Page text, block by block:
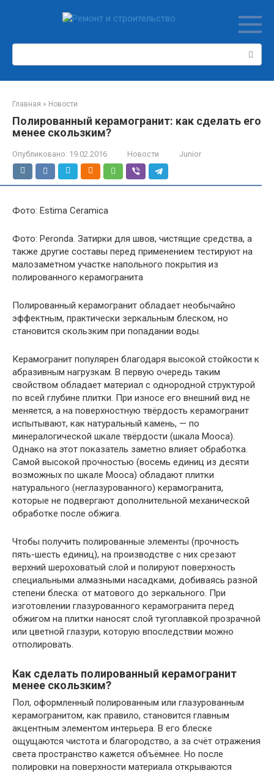
Поиск:
Главная » Новости
Полированный керамогранит: как сделать его
менее скользким?
Опубликовано: 19.02.2016 Новости Junior
Фото: Estima Ceramica
Фото: Peronda. Затирки для швов, чистящие средства, а
также другие составы перед применением тестируют на
малозаметном участке напольного покрытия из
полированного керамогранита
Полированный керамогранит обладает необычайно
эффектным, практически зеркальным блеском, но
становится скользким при попадании воды.
Керамогранит популярен благодаря высокой стойкости к
абразивным нагрузкам. В первую очередь таким
свойством обладает материал с однородной структурой
по всей глубине плитки. При износе его внешний вид не
меняется, а на поверхностную твёрдость керамогранит
испытывают, как натуральный камень, — по
минералогической шкале твёрдости (шкала Мооса).
Однако на этот показатель заметно влияет обработка.
Самой высокой прочностью (восемь единиц из десяти
возможных по шкале Мооса) обладают плитки
натурального (неглазурованного) керамогранита,
которые не подвергают дополнительной механической
обработке после обжига.
Чтобы получить полированные элементы (прочность
пять-шесть единиц), на производстве с них срезают
верхний шероховатый слой и полируют поверхность
специальными алмазными насадками, добиваясь разной
степени блеска: от матового до зеркального. При
изготовлении глазурованного керамогранита перед
обжигом на плитки наносят слой тугоплавкой прозрачной
или цветной глазури, которую впоследствии можно
отполировать.
Как сделать полированный керамогранит
менее скользким?
Пол, оформленный полированным или глазурованным
керамогранитом, как правило, становится главным
акцентным элементом интерьера. В его блеске
ощущаются чистота и благородcтво, а за счёт отражения
света пространство кажется объёмнее. Но после
полировки на поверхности материала открываются